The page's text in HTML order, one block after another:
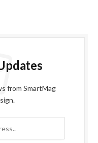
from SmartMag